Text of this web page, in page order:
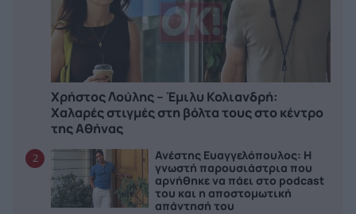
Χρήστος Λούλης – Έμιλυ Κολιανδρή:
Χαλαρές στιγμές στη βόλτα τους στο κέντρο
της Αθήνας
2
Ανέστης Ευαγγελόπουλος: Η
γνωστή παρουσιάστρια που
αρνήθηκε να πάει στο podcast
του και η αποστομωτική
απάντησή του